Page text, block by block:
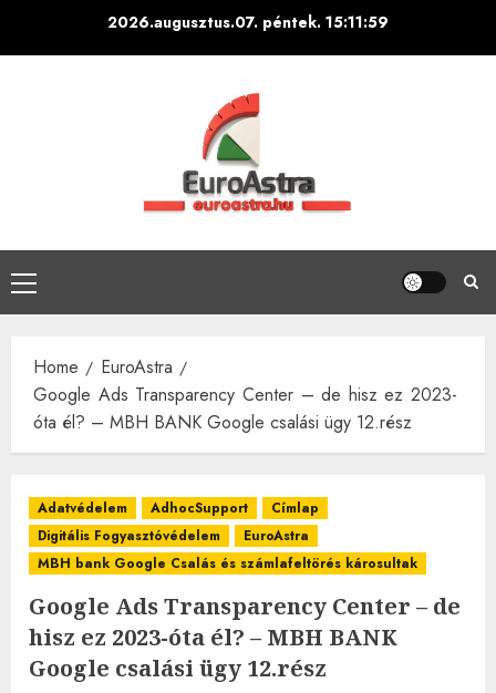
2026.augusztus.07. péntek. 15:12:00
Primary
Menu
Home
EuroAstra
Google Ads Transparency Center – de hisz ez 2023-
óta él? – MBH BANK Google csalási ügy 12.rész
Adatvédelem AdhocSupport
Címlap
Digitális Fogyasztóvédelem
EuroAstra
MBH bank Google Csalás és számlafeltörés károsultak
Google Ads Transparency Center – de
hisz ez 2023-óta él? – MBH BANK
Google csalási ügy 12.rész